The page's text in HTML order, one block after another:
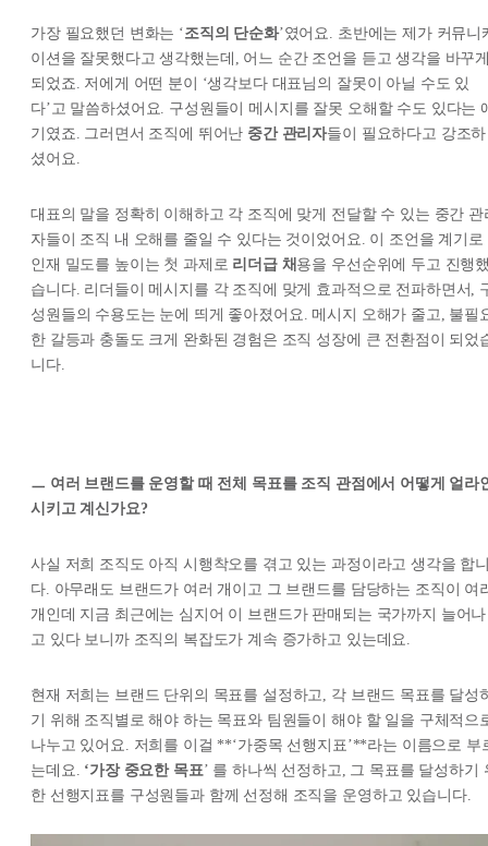
가장 필요했던 변화는 ‘조직의 단순화’였어요. 초반에는 제가 커뮤니
이션을 잘못했다고 생각했는데, 어느 순간 조언을 듣고 생각을 바꾸
되었죠. 저에게 어떤 분이 ‘생각보다 대표님의 잘못이 아닐 수도 있
다’고 말씀하셨어요. 구성원들이 메시지를 잘못 오해할 수도 있다는
기였죠. 그러면서 조직에 뛰어난 중간 관리자들이 필요하다고 강조하
셨어요.
대표의 말을 정확히 이해하고 각 조직에 맞게 전달할 수 있는 중간 관
자들이 조직 내 오해를 줄일 수 있다는 것이었어요. 이 조언을 계기로
인재 밀도를 높이는 첫 과제로 리더급 채 용을 우선순위에 두고 진행
습니다. 리더들이 메시지를 각 조직에 맞게 효과적으로 전파하면서,
성원들의 수용도는 눈에 띄게 좋아졌어요. 메시지 오해가 줄고, 불필
한 갈등과 충돌도 크게 완화된 경험은 조직 성장에 큰 전환점이 되었
니다.
ㅡ 여러 브랜드를 운영할 때 전체 목표를 조직 관점에서 어떻게 얼라
시키고 계신가요?
사실 저희 조직도 아직 시행착오를 겪고 있는 과정이라고 생각을 합
다. 아무래도 브랜드가 여러 개이고 그 브랜드를 담당하는 조직이 여
개인데 지금 최근에는 심지어 이 브랜드가 판매되는 국가까지 늘어나
고 있다 보니까 조직의 복잡도가 계속 증가하고 있는데요.
현재 저희는 브랜드 단위의 목표를 설정하고, 각 브랜드 목표를 달성
기 위해 조직별로 해야 하는 목표와 팀원들이 해야 할 일을 구체적으
나누고 있어요. 저희를 이걸 **‘가중목 선행지표’**라는 이름으로 부
는데요. ‘가장 중요한 목표’ 를 하나씩 선정하고, 그 목표를 달성하기
한 선행지표를 구성원들과 함께 선정해 조직을 운영하고 있습니다.